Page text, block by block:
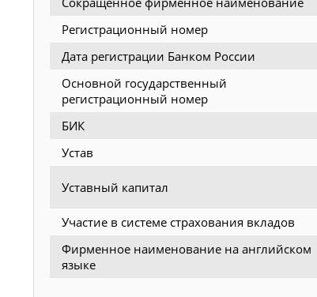
Регистрационный номер
Дата регистрации Банком России
Основной государственный
регистрационный номер
БИК
Устав
Уставный капитал
Участие в системе страхования вкладов
Фирменное наименование на английском
языке